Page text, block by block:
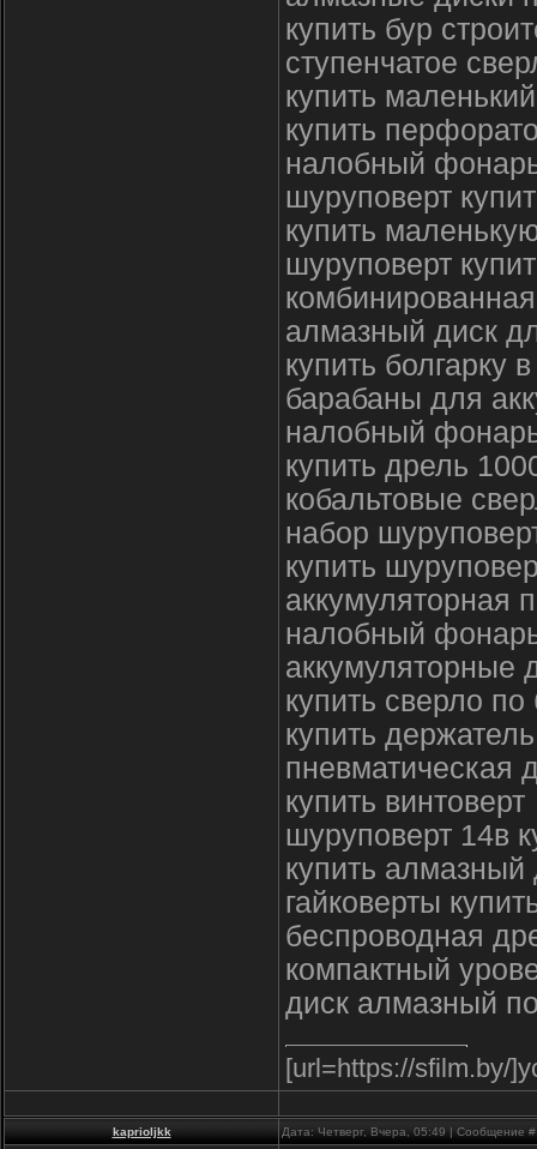
купить бур
ступенчатое
купить
купить
налобный
шуруповерт
купить
шуруповерт
алмазный диск
купить болгарку
барабаны для
налобный
купить дрель
кобальтовые
набор
купить
аккумуляторная
налобный
аккумуляторные
купить сверло по
купить
пневматическая
купить винтоверт
шуруповерт 14в
купить алмазный
гайковерты
беспроводная
компактный
диск алмазный
[url=https://sfilm.by/
kaprioljkk Дата: Четверг, Вчера, 05:49 | Сообщение